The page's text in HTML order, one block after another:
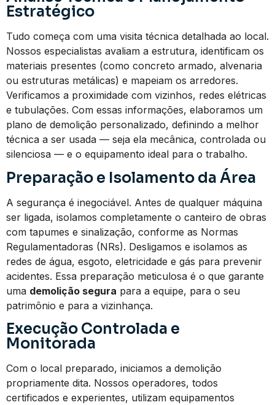
Estratégico
Tudo começa com uma visita técnica detalhada ao local.
Nossos especialistas avaliam a estrutura, identificam os
materiais presentes (como concreto armado, alvenaria
ou estruturas metálicas) e mapeiam os arredores.
Verificamos a proximidade com vizinhos, redes elétricas
e tubulações. Com essas informações, elaboramos um
plano de demolição personalizado, definindo a melhor
técnica a ser usada — seja ela mecânica, controlada ou
silenciosa — e o equipamento ideal para o trabalho.
Preparação e Isolamento da Área
A segurança é inegociável. Antes de qualquer máquina
ser ligada, isolamos completamente o canteiro de obras
com tapumes e sinalização, conforme as Normas
Regulamentadoras (NRs). Desligamos e isolamos as
redes de água, esgoto, eletricidade e gás para prevenir
acidentes. Essa preparação meticulosa é o que garante
uma demolição segura para a equipe, para o seu
patrimônio e para a vizinhança.
Execução Controlada e
Monitorada
Com o local preparado, iniciamos a demolição
propriamente dita. Nossos operadores, todos
certificados e experientes, utilizam equipamentos